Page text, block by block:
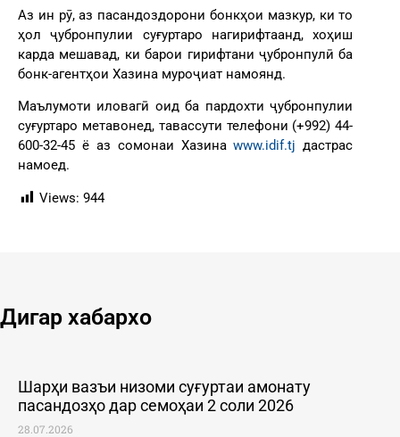
Аз ин рӯ, аз пасандоздорони бонкҳои мазкур, ки то
ҳол ҷубронпулии суғуртаро нагирифтаанд, хоҳиш
карда мешавад, ки барои гирифтани ҷубронпулӣ ба
бонк-агентҳои Хазина муроҷиат намоянд.
Маълумоти иловагӣ оид ба пардохти ҷубронпулии
суғуртаро метавонед, тавассути телефони (+992) 44-
600-32-45 ё аз сомонаи Хазинаwww.idif.tj дастрас
намоед.
Views: 944
Дигар хабархо
Шарҳи вазъи низоми суғуртаи амонату
пасандозҳо дар семоҳаи 2 соли 2026
28.07.2026